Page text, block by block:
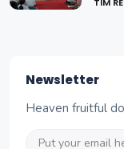
TIM
Newsletter
Heaven fruitful